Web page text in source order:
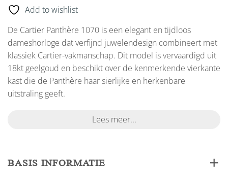
Add to wishlist
De Cartier Panthère 1070 is een elegant en tijdloos
dameshorloge dat verfijnd juwelendesign combineert met
klassiek Cartier-vakmanschap. Dit model is vervaardigd uit
18kt geelgoud en beschikt over de kenmerkende vierkante
kast die de Panthère haar sierlijke en herkenbare
uitstraling geeft.
Lees meer...
BASIS INFORMATIE